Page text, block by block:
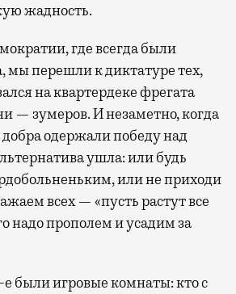
жадность.
где всегда были
мы перешли к диктатуре тех,
на квартердеке фрегата
— зумеров. И незаметно, когда
одержали победу над
ушла: или будь
или не приходи
всех — «пусть растут все
надо прополем и усадим за
были игровые комнаты: кто с